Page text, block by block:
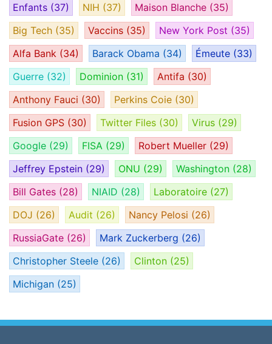
Enfants (37) NIH (37) Maison Blanche (35)
Big Tech (35) Vaccins (35) New York Post (35)
Alfa Bank (34) Barack Obama (34) Émeute (33)
Guerre (32) Dominion (31) Antifa (30)
Anthony Fauci (30) Perkins Coie (30)
Fusion GPS (30) Twitter Files (30) Virus (29)
Google (29) FISA (29) Robert Mueller (29)
Jeffrey Epstein (29) ONU (29) Washington (28)
Bill Gates (28) NIAID (28) Laboratoire (27)
DOJ (26) Audit (26) Nancy Pelosi (26)
RussiaGate (26) Mark Zuckerberg (26)
Christopher Steele (26) Clinton (25)
Michigan (25)